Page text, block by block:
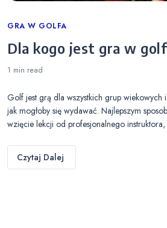
Categories
GRA W GOLFA
Dla kogo jest gra w
1 min read
Golf jest grą dla wszystkich grup wiekowych
jak mogłoby się wydawać. Najlepszym
wzięcie lekcji od profesjonalnego
Czytaj Dalej